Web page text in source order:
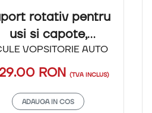
rotativ pentru
usi si capote,
SAGOLA
VOPSITORIE AUTO
RON(TVA INCLUS)
ADAUGA IN COS